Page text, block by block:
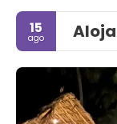
15
ago